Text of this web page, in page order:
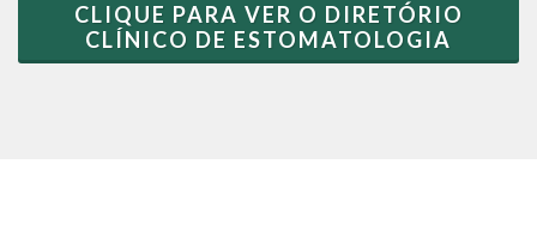
CLIQUE PARA VER O DIRETÓRIO
CLÍNICO DE ESTOMATOLOGIA